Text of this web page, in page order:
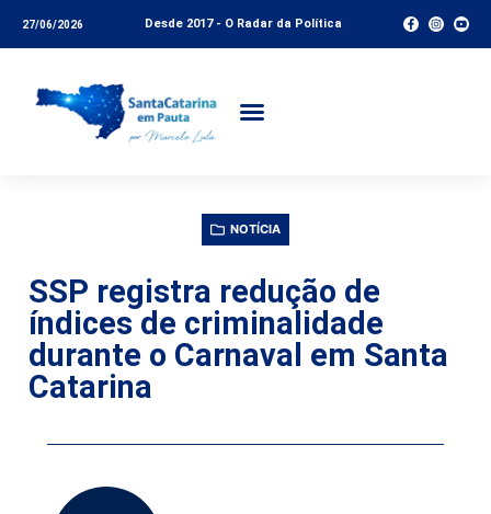
27/06/2026 Desde 2017 - O Radar da Política
NOTÍCIA
SSP registra redução de
índices de criminalidade
durante o Carnaval em Santa
Catarina